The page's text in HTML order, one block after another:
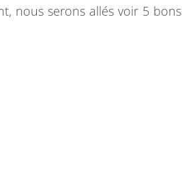
nous serons allés voir 5 bons